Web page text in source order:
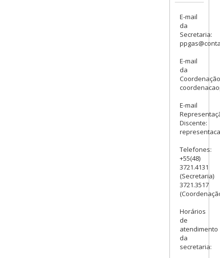
E-mail
da
Secretaria:
E-mail
da
E-mail
Discente:
Telefones:
+55(48)
3721.4131
(Secretaria)
3721.3517
Horários
de
atendimento
da
secretaria: